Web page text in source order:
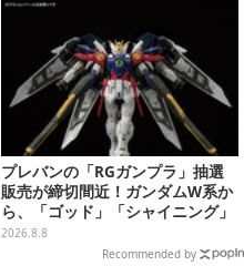
プレバンの「RGガンプラ」抽選
販売が締切間近！ガンダムW系か
ら、「ゴッド」「シャイニング」
まで9商品
2026.8.8
Recommended by